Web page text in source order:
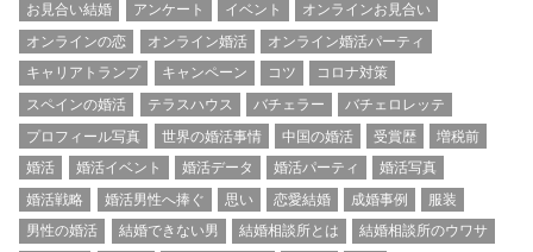
お見合い結婚
アンケート イベント
オンラインお見合い
オンラインの恋
オンライン婚活
オンライン婚活パーティ
キャリアトランプ
キャンペーン コツ
コロナ対策
スペインの婚活
テラスハウス バチェラー
バチェロレッテ
プロフィール写真
世界の婚活事情 中国の婚活 受賞歴
増税前
婚活
婚活イベント 婚活データ 婚活パーティ
婚活写真
婚活戦略
婚活男性へ捧ぐ 思い 恋愛結婚 成婚事例
服装
男性の婚活
結婚できない男 結婚相談所とは
結婚相談所のウワサ